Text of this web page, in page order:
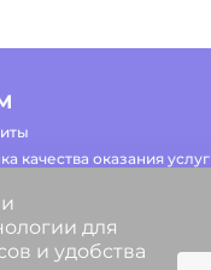
качества оказания услуг
для
и удобства